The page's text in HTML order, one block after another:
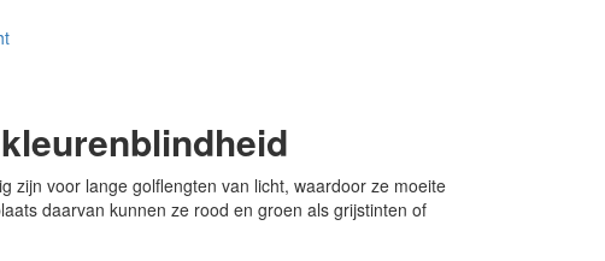
zijn voor lange golflengten van licht, waardoor ze moeite
daarvan kunnen ze rood en groen als grijstinten of